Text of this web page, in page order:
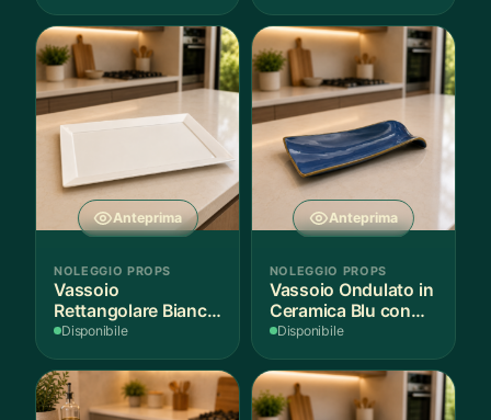
Anteprima
NOLEGGIO PROPS
Vassoio
Rettangolare Bianco
per Scenografie
Disponibile
Anteprima
NOLEGGIO PROPS
Vassoio Ondulato in
Ceramica Blu con
Bordo Dorato
Disponibile